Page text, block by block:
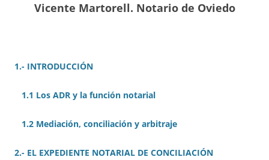
Vicente Martorell. Notario de Oviedo
1.- INTRODUCCIÓN
1.1 Los ADR y la función notarial
1.2 Mediación, conciliación y arbitraje
2.- EL EXPEDIENTE NOTARIAL DE CONCILIACIÓN